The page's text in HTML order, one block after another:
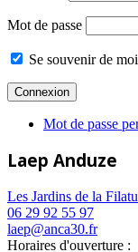
Mot de passe
Se souvenir de moi
Mot de passe
Laep Anduze
Les Jardins de la
06 29 92 55 97
laep@anca30.fr
Horaires d'ouverture :